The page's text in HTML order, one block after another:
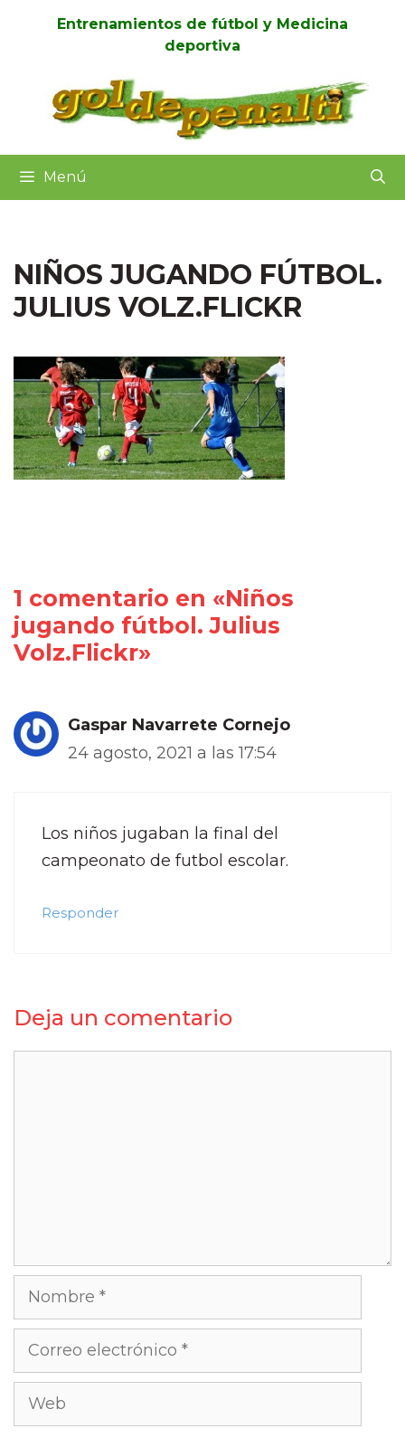
Entrenamientos de fútbol y Medicina
deportiva
Menú
NIÑOS JUGANDO FÚTBOL.
JULIUS VOLZ.FLICKR
1 comentario en «Niños
jugando fútbol. Julius
Volz.Flickr»
Gaspar Navarrete Cornejo
24 agosto, 2021 a las 17:54
Los niños jugaban la final del
campeonato de futbol escolar.
Responder
Deja un comentario
Nombre
Correo
electrónico
Web